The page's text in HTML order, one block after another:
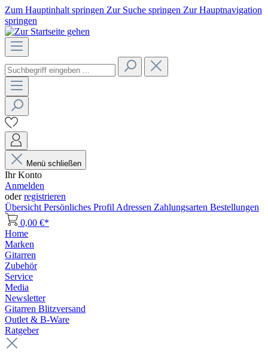
Zum Hauptinhalt springen Zur Suche springen Zur Hauptnavigation
springen
Menü schließen
Ihr Konto
Anmelden
oderregistrieren
Übersicht Persönliches Profil Adressen Zahlungsarten Bestellungen
0,00 €*
Home
Marken
Gitarren
Zubehör
Service
Media
Newsletter
Gitarren Blitzversand
Outlet & B-Ware
Ratgeber